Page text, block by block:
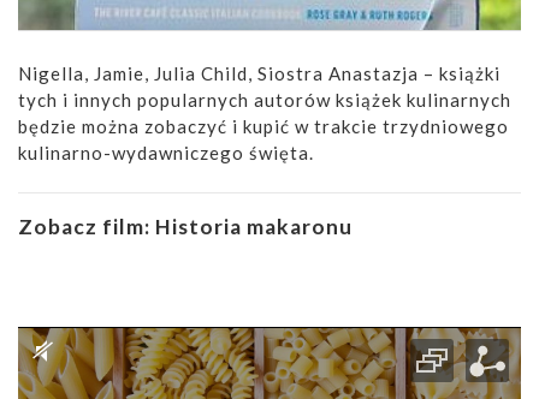
Nigella, Jamie, Julia Child, Siostra Anastazja – książki
tych i innych popularnych autorów książek kulinarnych
będzie można zobaczyć i kupić w trakcie trzydniowego
kulinarno-wydawniczego święta.
Zobacz film: Historia makaronu